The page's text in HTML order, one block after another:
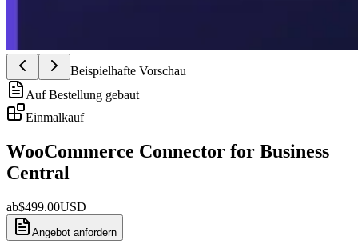
Beispielhafte Vorschau
Auf Bestellung gebaut
Einmalkauf
WooCommerce Connector for Business
Central
ab$499.00USD
Angebot anfordern